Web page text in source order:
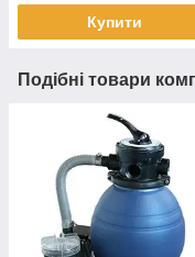
Купити
Подібні товари